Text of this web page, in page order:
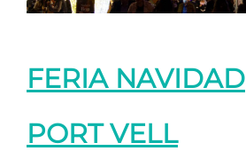
FERIA NAVIDAD
PORT VELL